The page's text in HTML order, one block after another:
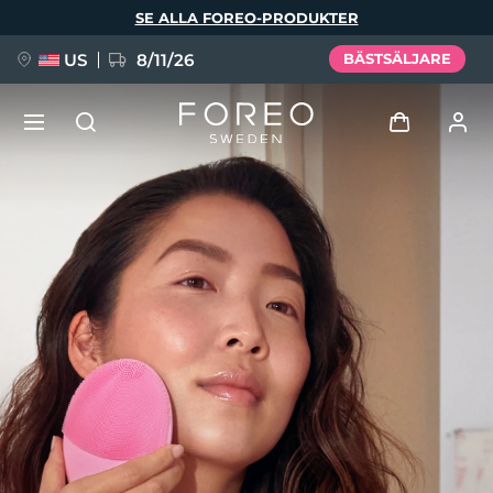
SE ALLA FOREO-PRODUKTER
US 8/11/26 BÄSTSÄLJARE
Användarprofil
Mina enheter
Mina beställningar
Mina adresser
Mina prenumerationer
FAQ™ Pure Beauty-Tech Elixir
BREAKING NEWS
issa™ Teeth Whitening Set
Språk
English Deutsch
Español
Français
Italiano
Português
Polski
Svenska
Русский
Türkçe
简体中文 繁體中文